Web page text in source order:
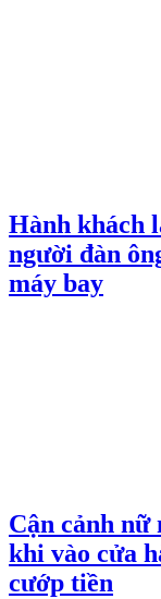
Hành khách
người đàn
máy bay
Cận cảnh nữ
khi vào cửa
cướp tiền